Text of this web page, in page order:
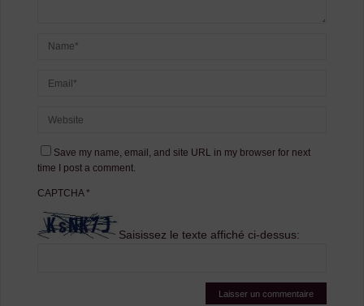
Save my name, email, and site URL in my browser for next
time I post a comment.
CAPTCHA*
Saisissez le texte affiché ci-dessus: